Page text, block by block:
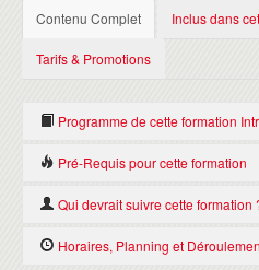
Contenu Complet Inclus dans
Tarifs & Promotions
Programme de cette formation
INTRODUCTION
Les objectifs et les attentes
PRÉSENTATION DU BIG DATA
Pré-Requis pour cette formation
Aucun
Qui devrait suivre cette formation
Cette formation s'adresse à
Horaires, Planning et